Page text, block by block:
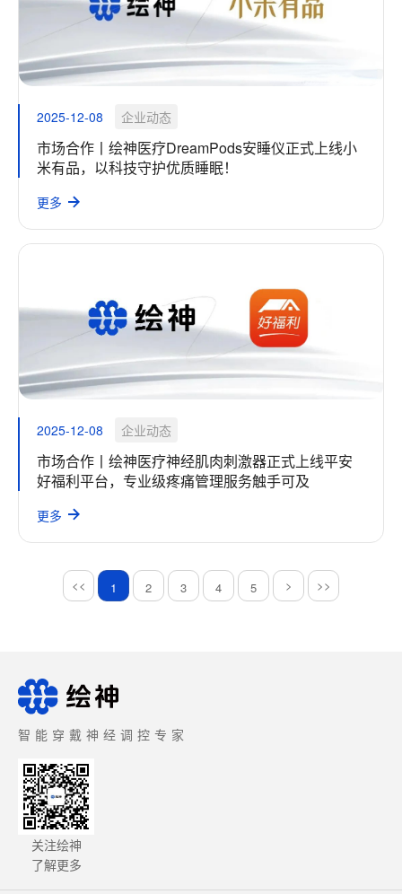
2025-12-08 企业动态
市场合作丨绘神医疗DreamPods安睡仪正式上线小
米有品，以科技守护优质睡眠！
更多
2025-12-08 企业动态
市场合作丨绘神医疗神经肌肉刺激器正式上线平安
好福利平台，专业级疼痛管理服务触手可及
更多
<< 1 2 3 4 5 > >>
智能穿戴神经调控专家
关注绘神
了解更多